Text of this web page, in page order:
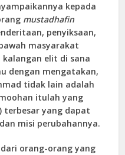
kepada
mustadhafin
penyiksaan,
masyarakat
elit di sana
dengan mengatakan,
tidak lain adalah
itulah yang
terbesar yang dapat
misi perubahannya.
orang-orang yang